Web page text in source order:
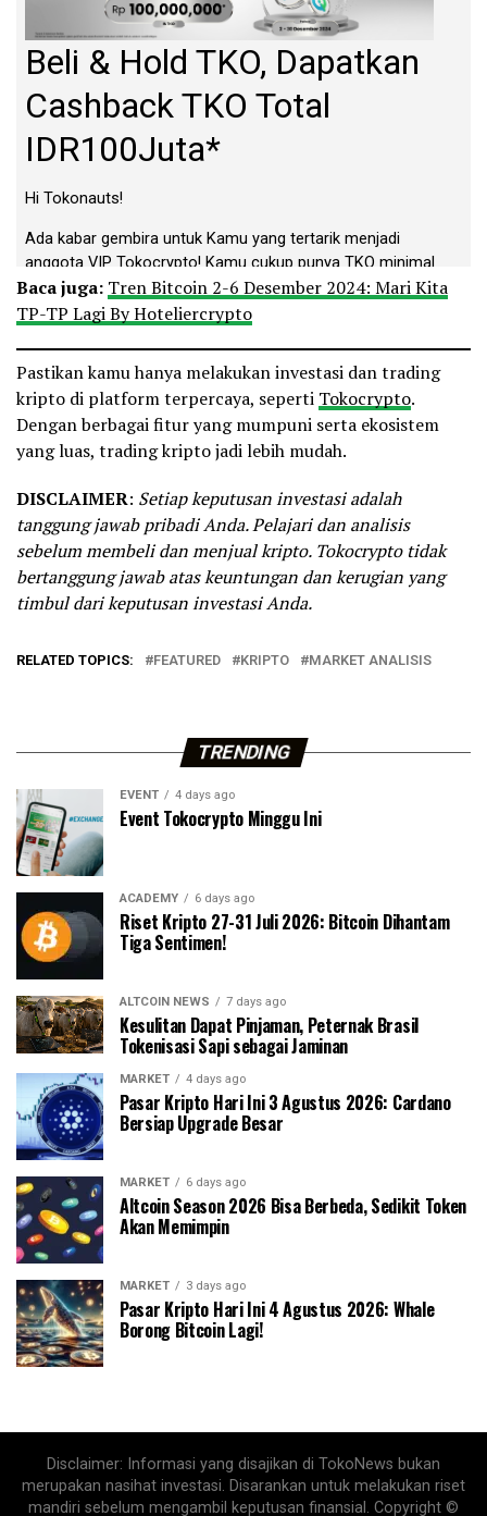
Baca juga: Tren Bitcoin 2-6 Desember 2024: Mari Kita
TP-TP Lagi By Hoteliercrypto
Pastikan kamu hanya melakukan investasi dan trading
kripto di platform terpercaya, seperti Tokocrypto.
Dengan berbagai fitur yang mumpuni serta ekosistem
yang luas, trading kripto jadi lebih mudah.
DISCLAIMER: Setiap keputusan investasi adalah
tanggung jawab pribadi Anda. Pelajari dan analisis
sebelum membeli dan menjual kripto. Tokocrypto tidak
bertanggung jawab atas keuntungan dan kerugian yang
timbul dari keputusan investasi Anda.
RELATED TOPICS: FEATURED KRIPTO MARKET ANALISIS
TRENDING
EVENT 4 days ago
Event Tokocrypto Minggu Ini
ACADEMY 6 days ago
Riset Kripto 27-31 Juli 2026: Bitcoin Dihantam
Tiga Sentimen!
ALTCOIN NEWS 7 days ago
Kesulitan Dapat Pinjaman, Peternak Brasil
Tokenisasi Sapi sebagai Jaminan
MARKET 4 days ago
Pasar Kripto Hari Ini 3 Agustus 2026: Cardano
Bersiap Upgrade Besar
MARKET 6 days ago
Altcoin Season 2026 Bisa Berbeda, Sedikit Token
Akan Memimpin
MARKET 3 days ago
Pasar Kripto Hari Ini 4 Agustus 2026: Whale
Borong Bitcoin Lagi!
Disclaimer: Informasi yang disajikan di TokoNews bukan
merupakan nasihat investasi. Disarankan untuk melakukan riset
mandiri sebelum mengambil keputusan finansial. Copyright ©